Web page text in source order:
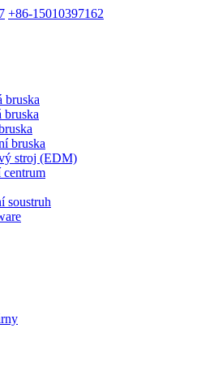
+86-15010397162
bruska
bruska
bruska
stroj (EDM)
centrum
soustruh